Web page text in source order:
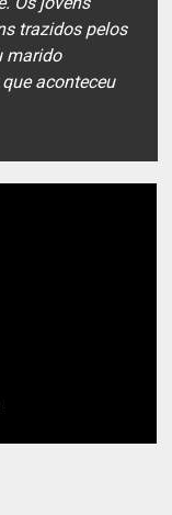
trazidos pelos
marido
aconteceu